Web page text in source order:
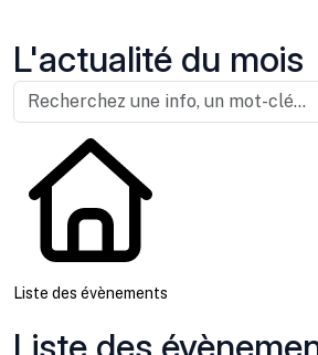
L'actualité du mois
Liste des évènements